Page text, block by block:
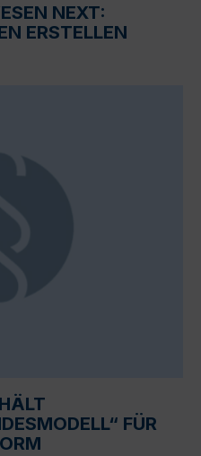
NEXT:
ERSTELLEN
FÜR